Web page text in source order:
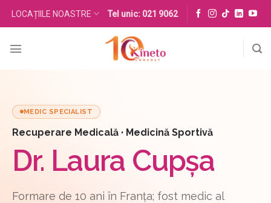
LOCAȚIILE NOASTRE Tel unic: 021 9062
MEDIC SPECIALIST
Recuperare Medicală · Medicină Sportivă
Dr. Laura Cupșa
Formare de 10 ani în Franța; fost medic al